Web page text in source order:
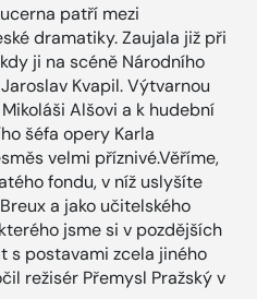
patří mezi
dramatiky. Zaujala již při
ji na scéně Národního
Kvapil. Výtvarnou
Alšovi a k hudební
šéfa opery Karla
velmi příznivé.Věříme,
fondu, v níž uslyšíte
a jako učitelského
jsme si v pozdějších
s postavami zcela jiného
režisér Přemysl Pražský v